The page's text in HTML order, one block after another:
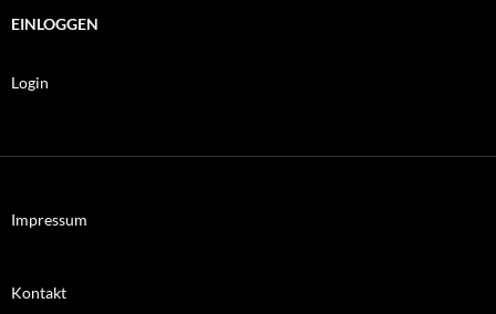
EINLOGGEN
Login
Impressum
Kontakt